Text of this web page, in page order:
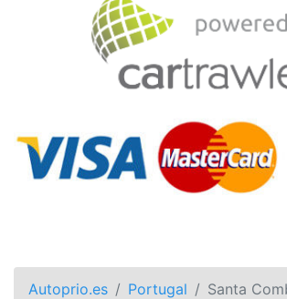
Autoprio.es Portugal Santa